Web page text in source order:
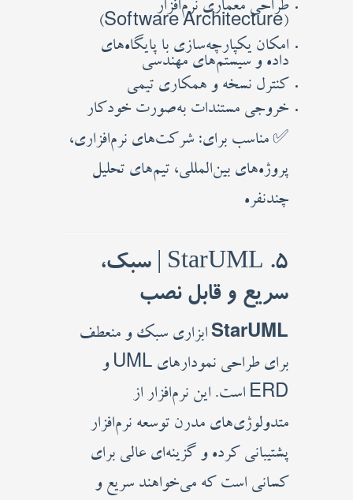
طراحی معماری نرم‌افزار
(Software Architecture)
امکان یکپارچه‌سازی با پایگاه‌های
داده و سیستم‌های مهندسی
کنترل نسخه و همکاری تیمی
خروجی مستندات به‌صورت خودکار
✅ مناسب برای: شرکت‌های نرم‌افزاری،
پروژه‌های بین‌المللی، تیم‌های تحلیل
چندنفره
5. StarUML | سبک،
سریع و قابل نصب
StarUML ابزاری سبک و منعطف
برای طراحی نمودارهای UML و
ERD است. این نرم‌افزار از
متدولوژی‌های مدرن توسعه نرم‌افزار
پشتیبانی کرده و گزینه‌ای عالی برای
کسانی است که می‌خواهند سریع و